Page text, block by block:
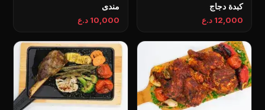
كبدة دجاج
12,000 د.ع
مندی
10,000 د.ع